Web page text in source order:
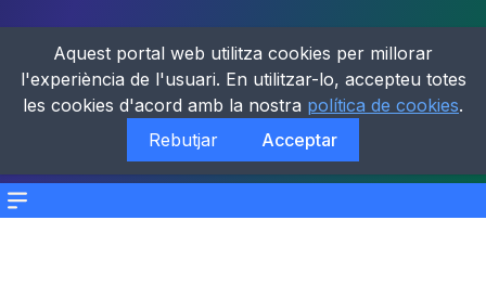
Menu
Aquest portal web utilitza cookies per millorar
l'experiència de l'usuari. En utilitzar-lo, accepteu totes
les cookies d'acord amb la nostra política de cookies.
Rebutjar
Acceptar